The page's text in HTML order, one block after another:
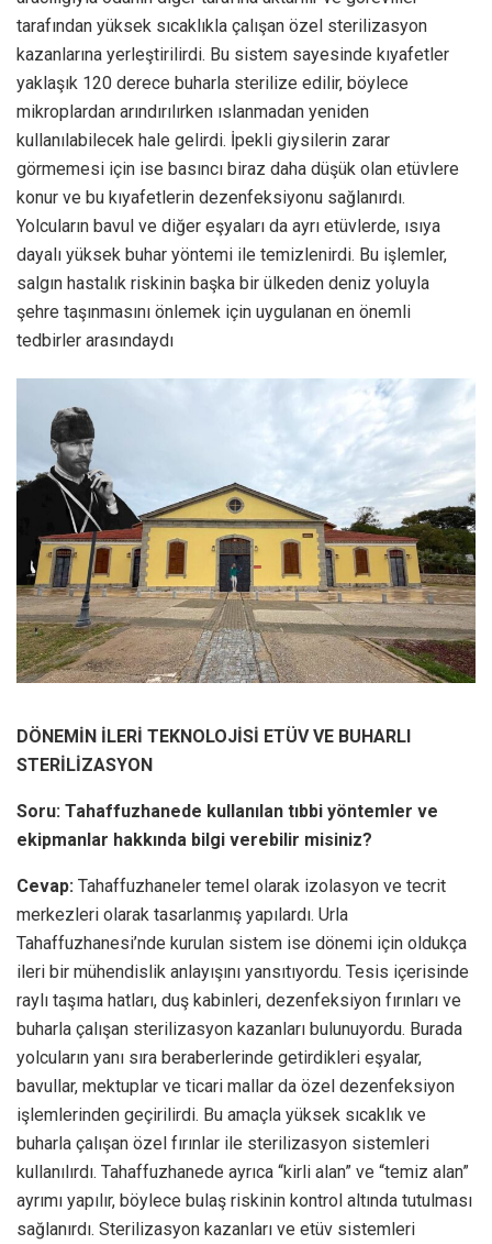
tarafından yüksek sıcaklıkla çalışan özel sterilizasyon
kazanlarına yerleştirilirdi. Bu sistem sayesinde kıyafetler
yaklaşık 120 derece buharla sterilize edilir, böylece
mikroplardan arındırılırken ıslanmadan yeniden
kullanılabilecek hale gelirdi. İpekli giysilerin zarar
görmemesi için ise basıncı biraz daha düşük olan etüvlere
konur ve bu kıyafetlerin dezenfeksiyonu sağlanırdı.
Yolcuların bavul ve diğer eşyaları da ayrı etüvlerde, ısıya
dayalı yüksek buhar yöntemi ile temizlenirdi. Bu işlemler,
salgın hastalık riskinin başka bir ülkeden deniz yoluyla
şehre taşınmasını önlemek için uygulanan en önemli
tedbirler arasındaydı
DÖNEMİN İLERİ TEKNOLOJİSİ ETÜV VE BUHARLI
STERİLİZASYON
Soru: Tahaffuzhanede kullanılan tıbbi yöntemler ve
ekipmanlar hakkında bilgi verebilir misiniz?
Cevap: Tahaffuzhaneler temel olarak izolasyon ve tecrit
merkezleri olarak tasarlanmış yapılardı. Urla
Tahaffuzhanesi’nde kurulan sistem ise dönemi için oldukça
ileri bir mühendislik anlayışını yansıtıyordu. Tesis içerisinde
raylı taşıma hatları, duş kabinleri, dezenfeksiyon fırınları ve
buharla çalışan sterilizasyon kazanları bulunuyordu. Burada
yolcuların yanı sıra beraberlerinde getirdikleri eşyalar,
bavullar, mektuplar ve ticari mallar da özel dezenfeksiyon
işlemlerinden geçirilirdi. Bu amaçla yüksek sıcaklık ve
buharla çalışan özel fırınlar ile sterilizasyon sistemleri
kullanılırdı. Tahaffuzhanede ayrıca “kirli alan” ve “temiz alan”
ayrımı yapılır, böylece bulaş riskinin kontrol altında tutulması
sağlanırdı. Sterilizasyon kazanları ve etüv sistemleri